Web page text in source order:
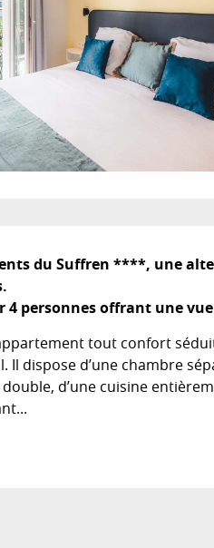
du Suffren ****, une
personnes offrant une
tout confort
Il dispose d’une chambre
d’une cuisine